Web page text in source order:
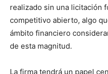
realizado sin una licitación
competitivo abierto, algo
ámbito financiero
de esta magnitud.
La firma tendrá un papel